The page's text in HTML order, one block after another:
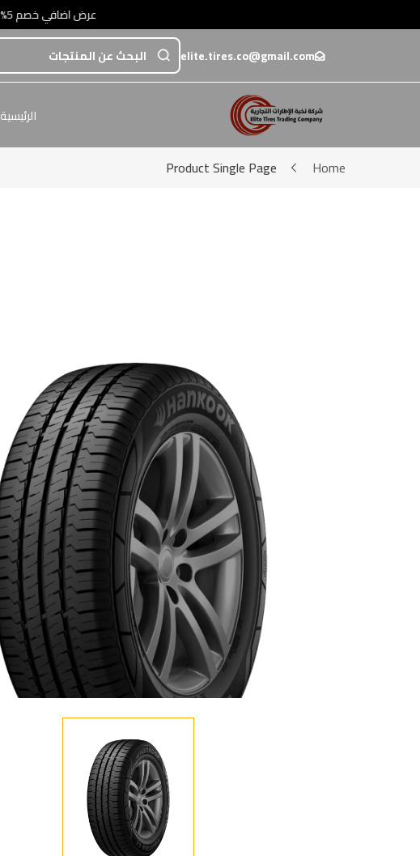
عرض اضافي خصم 5% عند الدفع تحويل أو عبر💳 مدى / فيزا / ماستركارد • عرض اضافي خصم 5% عند الدفع تحويل أو عبر💳 مدى / فيزا / ماستركارد
elite.tires.co@gmail.com
الرئيسية
Home
Product Single Page